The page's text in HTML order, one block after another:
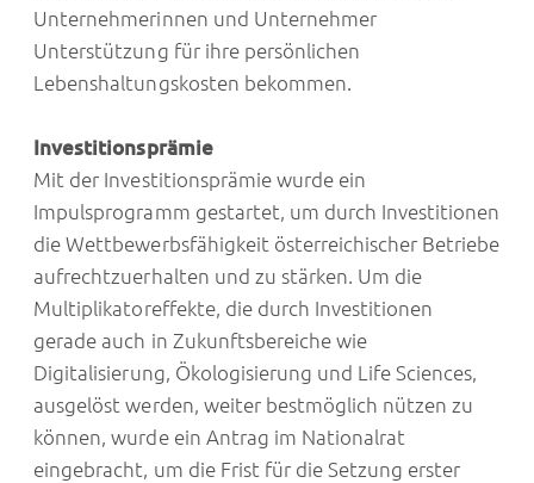
Unternehmerinnen und Unternehmer
Unterstützung für ihre persönlichen
Lebenshaltungskosten bekommen.
Investitionsprämie
Mit der Investitionsprämie wurde ein
Impulsprogramm gestartet, um durch Investitionen
die Wettbewerbsfähigkeit österreichischer Betriebe
aufrechtzuerhalten und zu stärken. Um die
Multiplikatoreffekte, die durch Investitionen
gerade auch in Zukunftsbereiche wie
Digitalisierung, Ökologisierung und Life Sciences,
ausgelöst werden, weiter bestmöglich nützen zu
können, wurde ein Antrag im Nationalrat
eingebracht, um die Frist für die Setzung erster